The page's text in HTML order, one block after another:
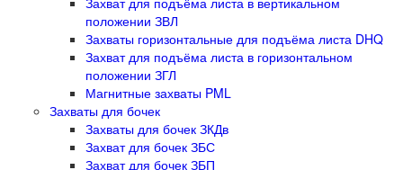
положении ЗВЛ
Захваты горизонтальные для подъёма листа DHQ
Захват для подъёма листа в горизонтальном
положении ЗГЛ
Магнитные захваты PML
Захваты для бочек
Захваты для бочек ЗКДв
Захват для бочек ЗБС
Захват для бочек ЗБП